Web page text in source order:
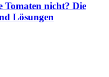
Tomaten nicht? Die
Lösungen